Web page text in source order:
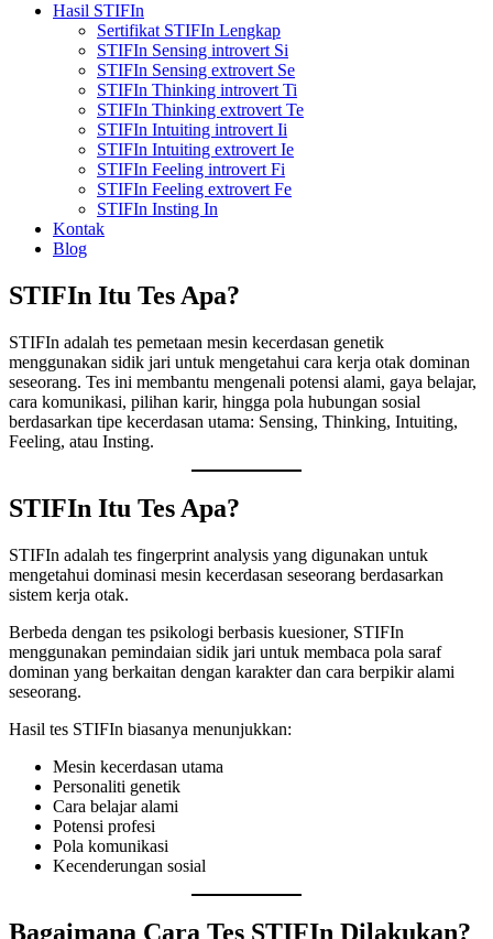
Hasil STIFIn
Sertifikat STIFIn Lengkap
STIFIn Sensing introvert Si
STIFIn Sensing extrovert Se
STIFIn Thinking introvert Ti
STIFIn Thinking extrovert Te
STIFIn Intuiting introvert Ii
STIFIn Intuiting extrovert Ie
STIFIn Feeling introvert Fi
STIFIn Feeling extrovert Fe
STIFIn Insting In
Kontak
Blog
STIFIn Itu Tes Apa?
STIFIn adalah tes pemetaan mesin kecerdasan genetik
menggunakan sidik jari untuk mengetahui cara kerja otak dominan
seseorang. Tes ini membantu mengenali potensi alami, gaya belajar,
cara komunikasi, pilihan karir, hingga pola hubungan sosial
berdasarkan tipe kecerdasan utama: Sensing, Thinking, Intuiting,
Feeling, atau Insting.
STIFIn Itu Tes Apa?
STIFIn adalah tes fingerprint analysis yang digunakan untuk
mengetahui dominasi mesin kecerdasan seseorang berdasarkan
sistem kerja otak.
Berbeda dengan tes psikologi berbasis kuesioner, STIFIn
menggunakan pemindaian sidik jari untuk membaca pola saraf
dominan yang berkaitan dengan karakter dan cara berpikir alami
seseorang.
Hasil tes STIFIn biasanya menunjukkan:
Mesin kecerdasan utama
Personaliti genetik
Cara belajar alami
Potensi profesi
Pola komunikasi
Kecenderungan sosial
Bagaimana Cara Tes STIFIn Dilakukan?